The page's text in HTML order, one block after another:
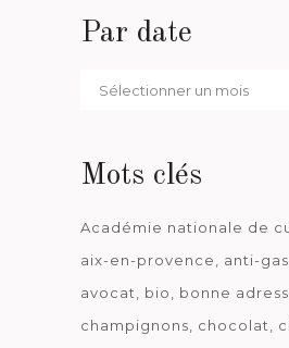
Par date
Par
Mots clés
Académie nationale de
aix-en-provence
anti-
avocat
bio bonne
champignons
chocolat